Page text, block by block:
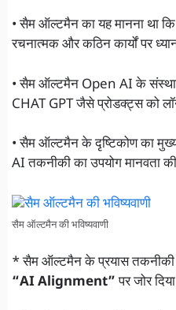
• सैम ऑल्टमैन का यह मानना था
रचनात्मक और कठिन कार्यों पर
• सैम ऑल्टमैन Open AI के
CHAT GPT जैसे प्रोडक्ट्स को
• सैम ऑल्टमैन के दृष्टिकोण का
AI तकनीकी का उपयोग मानवता
सैम ऑल्टमैन की भविष्यवाणी
* सैम ऑल्टमैन के प्रयास तकनीकी
“AI Alignment”पर जोर